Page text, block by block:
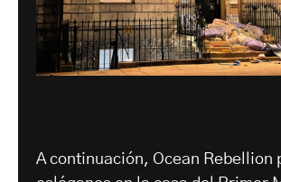
A continuación, Ocean Rebellion